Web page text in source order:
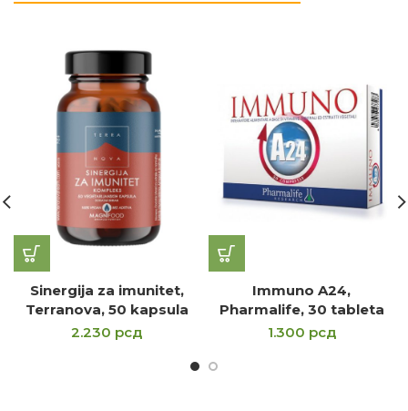
Sinergija za imunitet,
Terranova, 50 kapsula
2.230 рсд
Immuno A24,
Pharmalife, 30 tableta
1.300 рсд